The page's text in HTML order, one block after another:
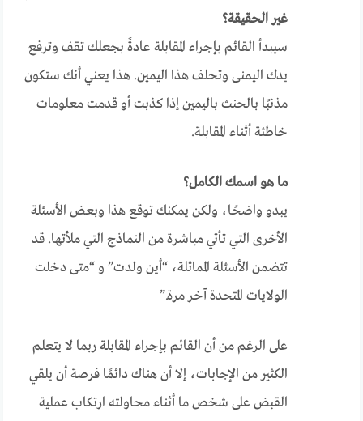
غير الحقيقة؟
سيبدأ القائم بإجراء المقابلة عادةً بجعلك تقف وترفع
يدك اليمنى وتحلف هذا اليمين. هذا يعني أنك ستكون
مذنبًا بالحنث باليمين إذا كذبت أو قدمت معلومات
خاطئة أثناء المقابلة.
ما هو اسمك الكامل؟
يبدو واضحًا، ولكن يمكنك توقع هذا وبعض الأسئلة
الأخرى التي تأتي مباشرة من النماذج التي ملأتها. قد
تتضمن الأسئلة المماثلة، “أين ولدت” و “متى دخلت
الولايات المتحدة آخر مرة.”
على الرغم من أن القائم بإجراء المقابلة ربما لا يتعلم
الكثير من الإجابات، إلا أن هناك دائمًا فرصة أن يلقي
القبض على شخص ما أثناء محاولته ارتكاب عملية